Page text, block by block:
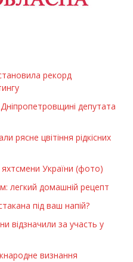
рекорд
депутата
рясне цвітіння рідкісних
яхтсмени України (фото)
легкий домашній рецепт
під ваш напій?
відзначили за участь у
визнання